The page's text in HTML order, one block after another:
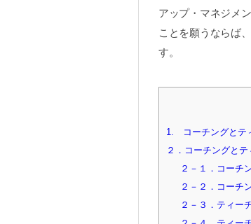
アップ・マネジメ
ことを願うならば
す。
1. コーチングとテ
２．コーチングと
２－１．コーチ
２－２．コーチ
２－３．ティー